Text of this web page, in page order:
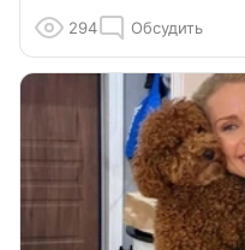
294 Обсудить